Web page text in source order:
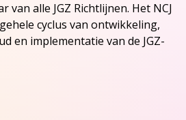
van alle JGZ Richtlijnen. Het NCJ
cyclus van ontwikkeling,
en implementatie van de JGZ-